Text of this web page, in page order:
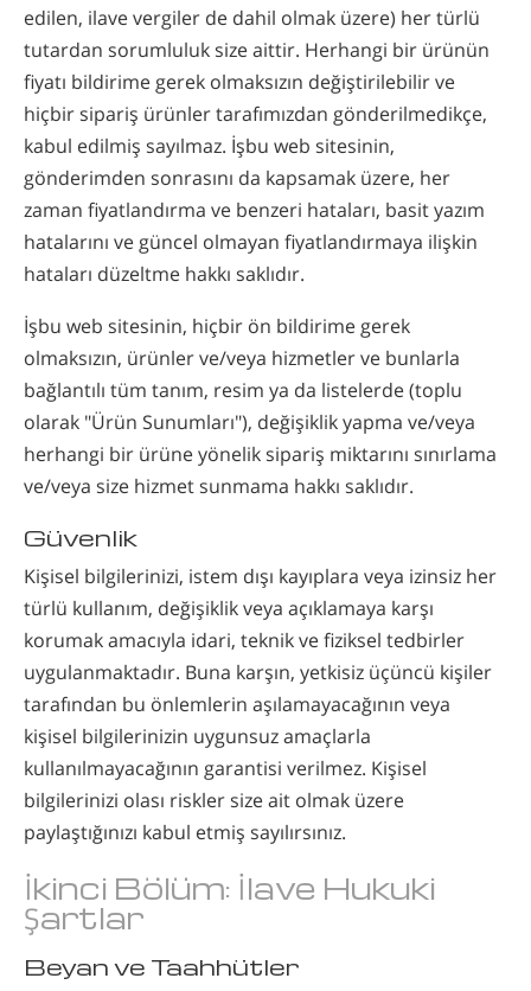
edilen, ilave vergiler de dahil olmak üzere) her türlü
tutardan sorumluluk size aittir. Herhangi bir ürünün
fiyatı bildirime gerek olmaksızın değiştirilebilir ve
hiçbir sipariş ürünler tarafımızdan gönderilmedikçe,
kabul edilmiş sayılmaz. İşbu web sitesinin,
gönderimden sonrasını da kapsamak üzere, her
zaman fiyatlandırma ve benzeri hataları, basit yazım
hatalarını ve güncel olmayan fiyatlandırmaya ilişkin
hataları düzeltme hakkı saklıdır.
İşbu web sitesinin, hiçbir ön bildirime gerek
olmaksızın, ürünler ve/veya hizmetler ve bunlarla
bağlantılı tüm tanım, resim ya da listelerde (toplu
olarak "Ürün Sunumları"), değişiklik yapma ve/veya
herhangi bir ürüne yönelik sipariş miktarını sınırlama
ve/veya size hizmet sunmama hakkı saklıdır.
Güvenlik
Kişisel bilgilerinizi, istem dışı kayıplara veya izinsiz her
türlü kullanım, değişiklik veya açıklamaya karşı
korumak amacıyla idari, teknik ve fiziksel tedbirler
uygulanmaktadır. Buna karşın, yetkisiz üçüncü kişiler
tarafından bu önlemlerin aşılamayacağının veya
kişisel bilgilerinizin uygunsuz amaçlarla
kullanılmayacağının garantisi verilmez. Kişisel
bilgilerinizi olası riskler size ait olmak üzere
paylaştığınızı kabul etmiş sayılırsınız.
İkinci Bölüm: İlave Hukuki
Şartlar
Beyan ve Taahhütler